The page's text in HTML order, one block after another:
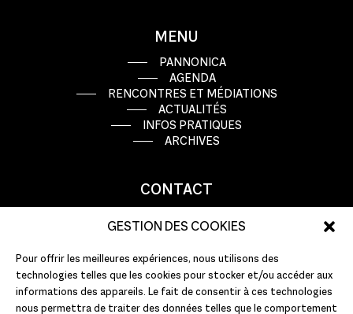
GESTION DES COOKIES
Pour offrir les meilleures expériences, nous utilisons des
technologies telles que les cookies pour stocker et/ou accéder aux
informations des appareils. Le fait de consentir à ces technologies
nous permettra de traiter des données telles que le comportement
MENU
PANNONICA
AGENDA
RENCONTRES ET MÉDIATIONS
ACTUALITÉS
INFOS PRATIQUES
ARCHIVES
CONTACT
44000 Nantes
T : +33 (0)2 51 72 10 10
E :info@pannonica.com